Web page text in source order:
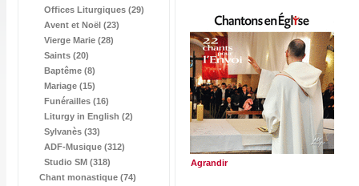
Offices Liturgiques (29)
Avent et Noël (23)
Vierge Marie (28)
Saints (20)
Baptême (8)
Mariage (15)
Funérailles (16)
Liturgy in English (2)
Sylvanès (33)
ADF-Musique (312)
Studio SM (318)
Chant monastique (74)
Agrandir